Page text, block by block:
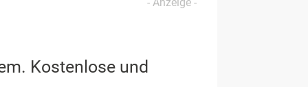
Kostenlose und